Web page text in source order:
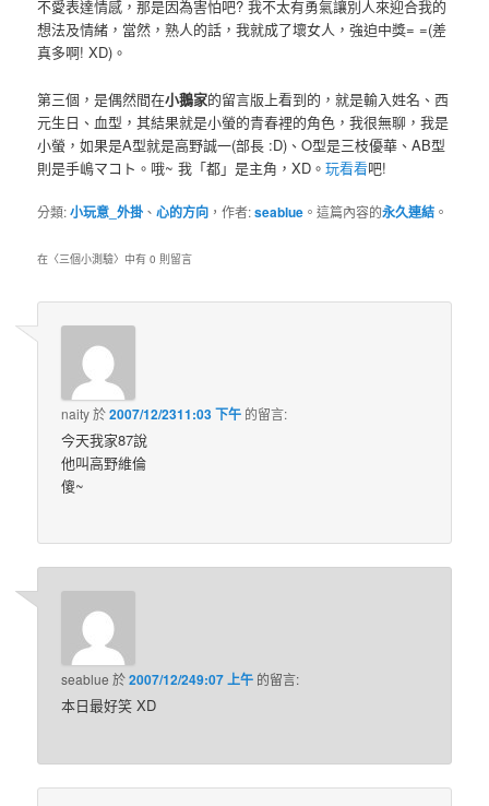
不愛表達情感，那是因為害怕吧? 我不太有勇氣讓別人來迎合我的
想法及情緒，當然，熟人的話，我就成了壞女人，強迫中獎= =(差
真多啊! XD)。
第三個，是偶然間在小鵝家的留言版上看到的，就是輸入姓名、西
元生日、血型，其結果就是小螢的青春裡的角色，我很無聊，我是
小螢，如果是A型就是高野誠一(部長 :D)、O型是三枝優華、AB型
則是手嶋マコト。哦~ 我「都」是主角，XD。玩看看吧!
分類:小玩意_外掛 、心的方向 ，作者:seablue 。這篇內容的永久連結 。
在〈三個小測驗〉中有 0 則留言
naity於2007/12/2311:03 下午 的留言:
今天我家87說
他叫高野維倫
傻~
seablue 於2007/12/249:07 上午 的留言:
本日最好笑 XD